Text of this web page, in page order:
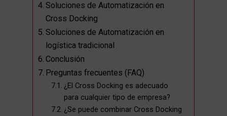
Soluciones de Automatización en
Cross Docking
Soluciones de Automatización en
logística tradicional
Conclusión
Preguntas frecuentes (FAQ)
¿El Cross Docking es adecuado
para cualquier tipo de empresa?
¿Se puede combinar Cross Docking